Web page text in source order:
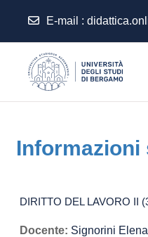
E-mail :
DIRITTO DEL LAVORO II
Docente: Signorini Elena